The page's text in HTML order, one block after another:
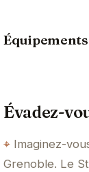
Équipements
Évadez-
Imaginez-
Grenoble. Le